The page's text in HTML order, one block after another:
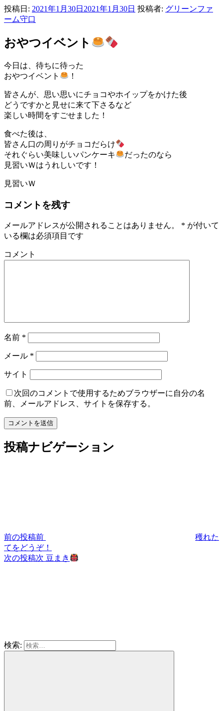
投稿日: 2021年1月30日 2021年1月30日 投稿者: グリーンファ
ーム守口
おやつイベント
今日は、待ちに待った
おやつイベント
！
皆さんが、思い思いにチョコやホイップをかけた後
どうですかと見せに来て下さるなど
楽しい時間をすごせました！
食べた後は、
皆さん口の周りがチョコだらけ
それぐらい美味しいパンケーキ
だったのなら
見習いＷはうれしいです！
見習いＷ
コメントを残す
メールアドレスが公開されることはありません。 * が付いて
いる欄は必須項目です
コメント
名前 *
メール *
サイト
次回のコメントで使用するためブラウザーに自分の名
前、メールアドレス、サイトを保存する。
投稿ナビゲーション
前の投稿前
穫れた
てをどうぞ！
次の投稿次 豆まき
検索: